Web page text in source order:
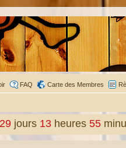
FAQ Carte des Membres
29 jours 13 heures 55